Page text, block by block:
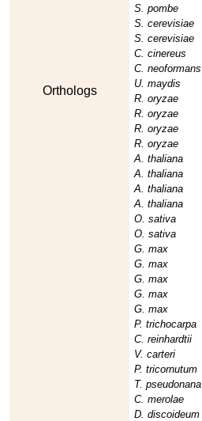
Orthologs
S. pombe
S. cerevisiae
S. cerevisiae
C. cinereus
C. neoformans
U. maydis
R. oryzae
R. oryzae
R. oryzae
R. oryzae
A. thaliana
A. thaliana
A. thaliana
A. thaliana
O. sativa
O. sativa
G. max
G. max
G. max
G. max
G. max
P. trichocarpa
C. reinhardtii
V. carteri
P. tricornutum
T. pseudonana
C. merolae
D. discoideum